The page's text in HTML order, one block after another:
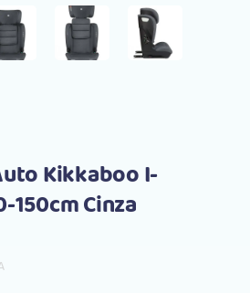
Kikkaboo I-
150cm Cinza